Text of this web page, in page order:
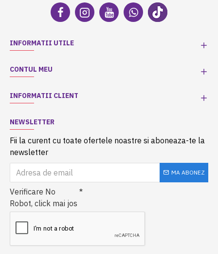
INFORMATII UTILE
CONTUL MEU
INFORMATII CLIENT
NEWSLETTER
Fii la curent cu toate ofertele noastre si aboneaza-te la
newsletter
MA ABONEZ
Verificare No
Robot, click mai jos